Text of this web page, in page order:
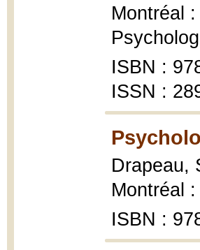
Montréal
ISBN :
ISSN :
Drapeau,
Montréal
ISBN :